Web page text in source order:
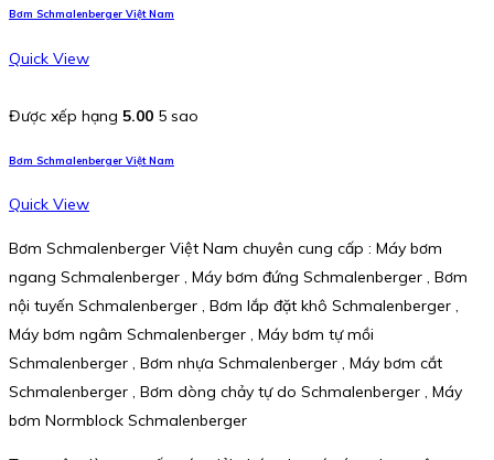
Bơm Schmalenberger Việt Nam
Quick View
Được xếp hạng 5.00 5 sao
Bơm Schmalenberger Việt Nam
Quick View
Bơm Schmalenberger Việt Nam chuyên cung cấp : Máy bơm
ngang Schmalenberger , Máy bơm đứng Schmalenberger , Bơm
nội tuyến Schmalenberger , Bơm lắp đặt khô Schmalenberger ,
Máy bơm ngâm Schmalenberger , Máy bơm tự mồi
Schmalenberger , Bơm nhựa Schmalenberger , Máy bơm cắt
Schmalenberger , Bơm dòng chảy tự do Schmalenberger , Máy
bơm Normblock Schmalenberger